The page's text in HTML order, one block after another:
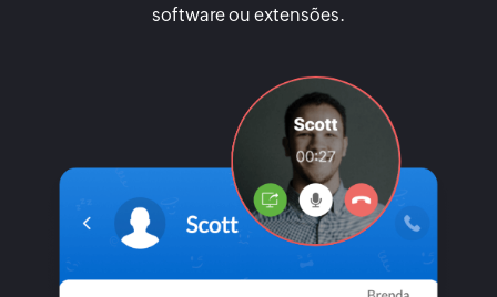
software ou extensões.